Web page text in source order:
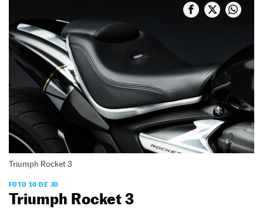
Triumph Rocket 3
FOTO 10 DE 30
Triumph Rocket 3